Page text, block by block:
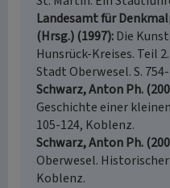
Landesamt für
(Hrsg.) (1997) Die
Hunsrück-Kreises. Teil
Stadt Oberwesel. S.
Schwarz, Anton Ph.
Geschichte einer
105-124, Koblenz.
Schwarz, Anton Ph.
Oberwesel.
Koblenz.